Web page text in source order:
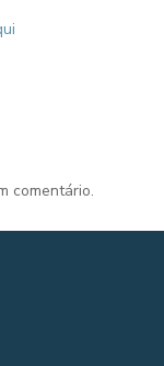
comentário.